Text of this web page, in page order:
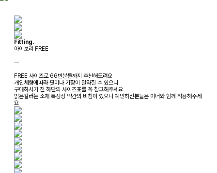
Fitting.
아이보리 FREE
ㅡ
FREE 사이즈로 66반분들까지 추천해드려요
개인체형에따라 핏이나 기장이 달라질 수 있으니
구매하시기 전 하단의 사이즈표를 꼭 참고해주세요
밝은컬러는 소재 특성상 약간의 비침이 있으니 예민하신분들은 이너와 함께 착용해주세
요